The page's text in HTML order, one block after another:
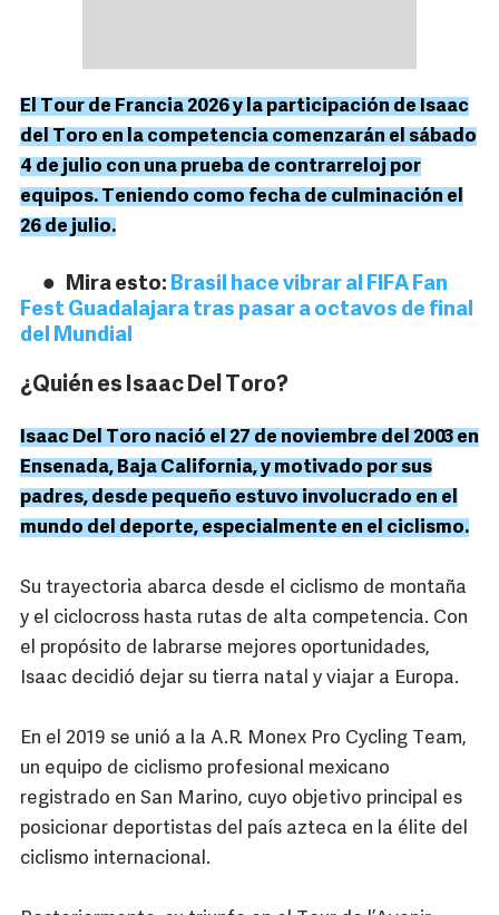
El Tour de Francia 2026 y la participación de Isaac
del Toro en la competencia comenzarán el sábado
4 de julio con una prueba de contrarreloj por
equipos. Teniendo como fecha de culminación el
26 de julio.
Mira esto: Brasil hace vibrar al FIFA Fan
Fest Guadalajara tras pasar a octavos de final
del Mundial
¿Quién es Isaac Del Toro?
Isaac Del Toro nació el 27 de noviembre del 2003 en
Ensenada, Baja California, y motivado por sus
padres, desde pequeño estuvo involucrado en el
mundo del deporte, especialmente en el ciclismo.
Su trayectoria abarca desde el ciclismo de montaña
y el ciclocross hasta rutas de alta competencia. Con
el propósito de labrarse mejores oportunidades,
Isaac decidió dejar su tierra natal y viajar a Europa.
En el 2019 se unió a la A.R. Monex Pro Cycling Team,
un equipo de ciclismo profesional mexicano
registrado en San Marino, cuyo objetivo principal es
posicionar deportistas del país azteca en la élite del
ciclismo internacional.